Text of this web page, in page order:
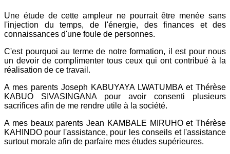
Une étude de cette ampleur ne pourrait être menée sans
l'injection du temps, de l'énergie, des finances et des
connaissances d'une foule de personnes.
C'est pourquoi au terme de notre formation, il est pour nous
un devoir de complimenter tous ceux qui ont contribué à la
réalisation de ce travail.
A mes parents Joseph KABUYAYA LWATUMBA et Thérèse
KABUO SIVASINGANA pour avoir consenti plusieurs
sacrifices afin de me rendre utile à la société.
A mes beaux parents Jean KAMBALE MIRUHO et Thérèse
KAHINDO pour l'assistance, pour les conseils et l'assistance
surtout morale afin de parfaire mes études supérieures.